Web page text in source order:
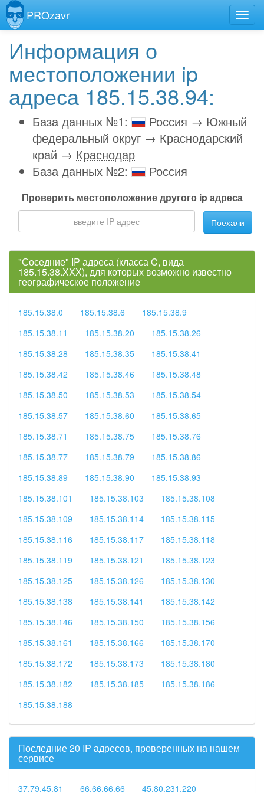
PROzavr
Информация о
местоположении ip
адреса 185.15.38.94:
База данных №1:
Россия → Южный
федеральный округ → Краснодарский
край → Краснодар
База данных №2:
Россия
Проверить местоположение другого ip адреса
Поехали
"Соседние" IP адреса (класса C, вида
185.15.38.XXX), для которых возможно известно
географическое положение
185.15.38.0 185.15.38.6
185.15.38.9
185.15.38.11
185.15.38.20
185.15.38.26
185.15.38.28
185.15.38.35
185.15.38.41
185.15.38.42
185.15.38.46
185.15.38.48
185.15.38.50
185.15.38.53
185.15.38.54
185.15.38.57
185.15.38.60
185.15.38.65
185.15.38.71
185.15.38.75
185.15.38.76
185.15.38.77
185.15.38.79
185.15.38.86
185.15.38.89
185.15.38.90
185.15.38.93
185.15.38.101
185.15.38.103
185.15.38.108
185.15.38.109
185.15.38.114
185.15.38.115
185.15.38.116
185.15.38.117
185.15.38.118
185.15.38.119
185.15.38.121
185.15.38.123
185.15.38.125
185.15.38.126
185.15.38.130
185.15.38.138
185.15.38.141
185.15.38.142
185.15.38.146
185.15.38.150
185.15.38.156
185.15.38.161
185.15.38.166
185.15.38.170
185.15.38.172
185.15.38.173
185.15.38.180
185.15.38.182
185.15.38.185
185.15.38.186
185.15.38.188
Последние 20 IP адресов, проверенных на нашем
сервисе
37.79.45.81 66.66.66.66 45.80.231.220